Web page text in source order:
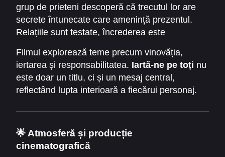
grup de prieteni descoperă că trecutul lor are
secrete întunecate care amenință prezentul.
Relațiile sunt testate, încrederea este
Pe măsură ce tensiunea crește, spectatorul
este martor la modul în care personajele
încearcă să se ierte și să-și înfrunte propriile
temeri.
Filmul explorează teme precum vinovăția,
iertarea și responsabilitatea. Iartă-ne pe toți nu
este doar un titlu, ci și un mesaj central,
reflectând lupta interioară a fiecărui personaj.
situații similare.
🌟 Atmosferă și producție
cinematografică